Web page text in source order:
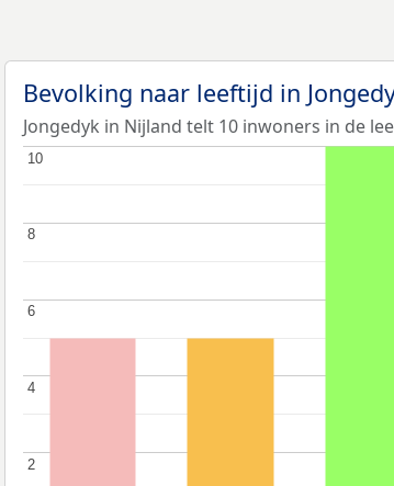
Bevolking naar leeftijd in
Jongedyk in Nijland telt 10 inwoners in de
2
2
4
4
6
6
8
8
10
10